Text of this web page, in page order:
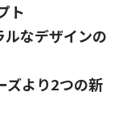
ト
ルなデザインの
ズより2つの新